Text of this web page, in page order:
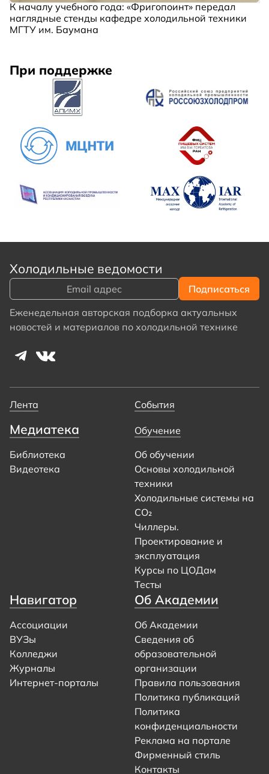
К началу учебного года: «Фригопоинт» передал
наглядные стенды кафедре холодильной техники
МГТУ им. Баумана
При поддержке
Холодильные ведомости
Еженедельная авторская подборка актуальных
новостей и материалов по холодильной технике
Лента События
Медиатека
Библиотека
Видеотека
Обучение
Об обучении
Основы холодильной
техники
Холодильные системы на
CO₂
Чиллеры.
Проектирование и
эксплуатация
Курсы по ЦОДам
Тесты
Навигатор
Ассоциации
ВУЗы
Колледжи
Журналы
Интернет-порталы
Об Академии
Об Академии
Сведения об
образовательной
организации
Правила пользования
Политика публикаций
Политика
конфиденциальности
Реклама на портале
Фирменный стиль
Контакты